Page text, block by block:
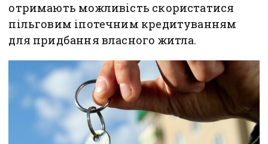
отримають можливість скористатися
пільговим іпотечним кредитуванням
для придбання власного житла.